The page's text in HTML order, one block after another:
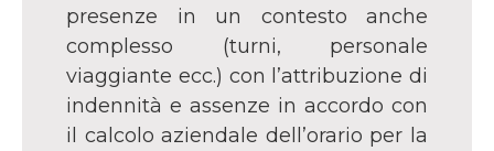
presenze in un contesto anche
complesso (turni, personale
viaggiante ecc.) con l’attribuzione di
indennità e assenze in accordo con
il calcolo aziendale dell’orario per la